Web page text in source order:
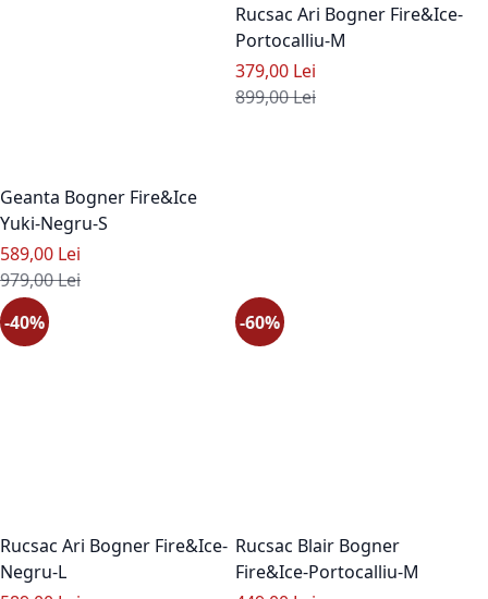
Geanta Bogner Fire&Ice
Yuki-Negru-S
Pret special
589,00 Lei
Pret standard
979,00 Lei
Rucsac Ari Bogner Fire&Ice-
Portocalliu-M
Pret special
379,00 Lei
Pret standard
899,00 Lei
-40%
Rucsac Ari Bogner Fire&Ice-
Negru-L
-60%
Rucsac Blair Bogner
Fire&Ice-Portocalliu-M